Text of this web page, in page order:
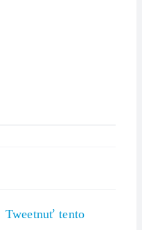
Tweetnuť tento